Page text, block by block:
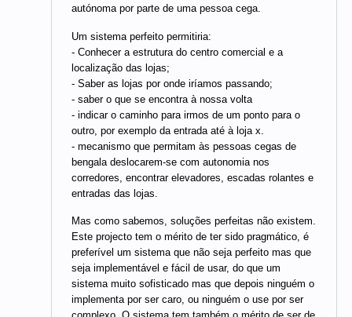
autónoma por parte de uma pessoa cega.
Um sistema perfeito permitiria:
- Conhecer a estrutura do centro comercial e a
localização das lojas;
- Saber as lojas por onde iríamos passando;
- saber o que se encontra à nossa volta
- indicar o caminho para irmos de um ponto para o
outro, por exemplo da entrada até à loja x.
- mecanismo que permitam às pessoas cegas de
bengala deslocarem-se com autonomia nos
corredores, encontrar elevadores, escadas rolantes e
entradas das lojas.
Mas como sabemos, soluções perfeitas não existem.
Este projecto tem o mérito de ter sido pragmático, é
preferível um sistema que não seja perfeito mas que
seja implementável e fácil de usar, do que um
sistema muito sofisticado mas que depois ninguém o
implementa por ser caro, ou ninguém o use por ser